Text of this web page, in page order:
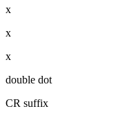
x
x
x
double dot
CR suffix